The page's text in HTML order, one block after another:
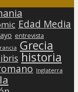
Edad Media
entrevista
Grecia
historia
Inglaterra